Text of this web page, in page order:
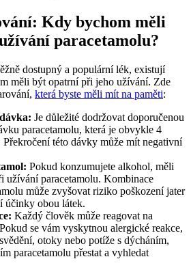
Kdy bychom měli
paracetamolu?
dostupný a populární lék, existují
měli být opatrní při jeho užívání. Zde
která byste měli mít na paměti:
Je důležité dodržovat doporučenou
paracetamolu, která je obvykle 4
Překročení této dávky může mít negativní
Pokud konzumujete alkohol, měli
užívání paracetamolu. Kombinace
může zvyšovat riziko poškození jater
účinky obou látek.
Každý člověk může reagovat na
se vám vyskytnou alergické reakce,
otoky nebo potíže s dýcháním,
paracetamolu přestat a vyhledat